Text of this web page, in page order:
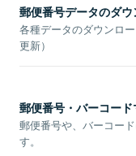
郵便番号データのダウ
各種データのダウンロ
更新）
郵便番号・バーコー
郵便番号や、バーコー
す。